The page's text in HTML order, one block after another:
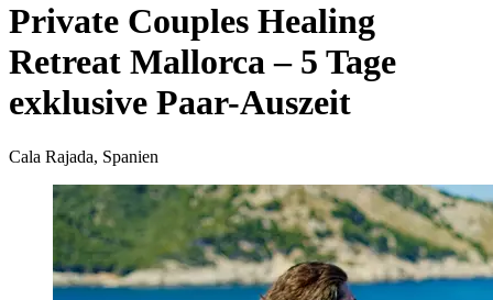
Private Couples Healing
Retreat Mallorca – 5 Tage
exklusive Paar-Auszeit
Cala Rajada, Spanien